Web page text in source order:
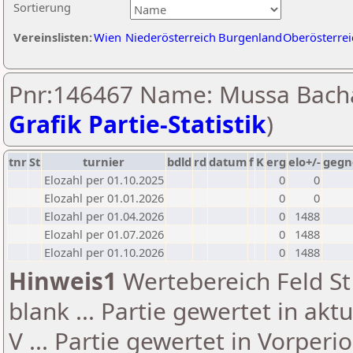
Sortierung
Vereinslisten:Wien Niederösterreich Burgenland
Pnr:146467 Name: Mussa
Grafik Partie-Statistik)
tnrSt turnier bdld rd datumf Kerg elo+/-
Elozahl per 01.10.2025
0
0
Elozahl per 01.01.2026
0
0
Elozahl per 01.04.2026
0
1488
Elozahl per 01.07.2026
0
1488
Elozahl per 01.10.2026
0 1488
Hinweis1 Wertebereich Feld
blank ... Partie gewertet in
V ... Partie gewertet in